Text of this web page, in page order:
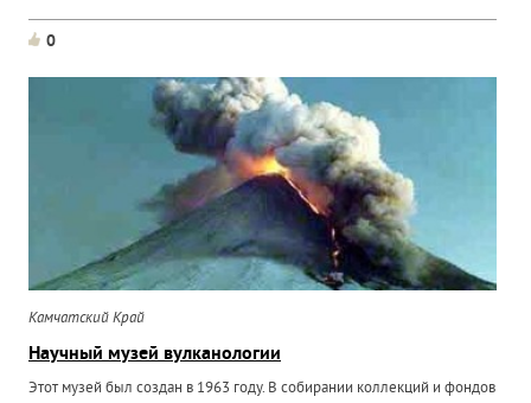
0
Камчатский Край
Научный музей вулканологии
Этот музей был создан в 1963 году. В собирании коллекций и фондов